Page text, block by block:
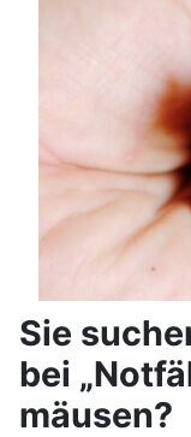
Sie
bei
mäusen?